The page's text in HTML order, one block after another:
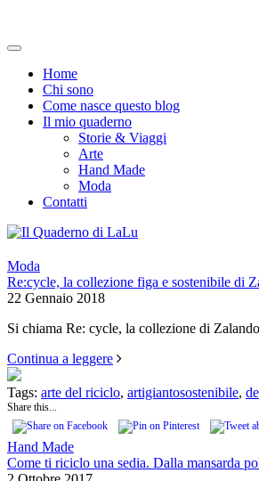
Home
Chi sono
Come nasce questo blog
Il mio quaderno
Storie & Viaggi
Arte
Hand Made
Moda
Contatti
Moda
Re:cycle, la collezione figa e sostenibile di
22 Gennaio 2018
Si chiama Re: cycle, la collezione di
Continua a leggere
Tags: arte del riciclo, artigiantosostenibile,
Share this...
Hand Made
Come ti riciclo una sedia. Dalla mansarda